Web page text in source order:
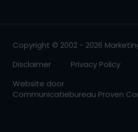
Copyright © 2002 - 2026
Disclaimer
Privacy Policy
Website door
Communicatiebureau Proven